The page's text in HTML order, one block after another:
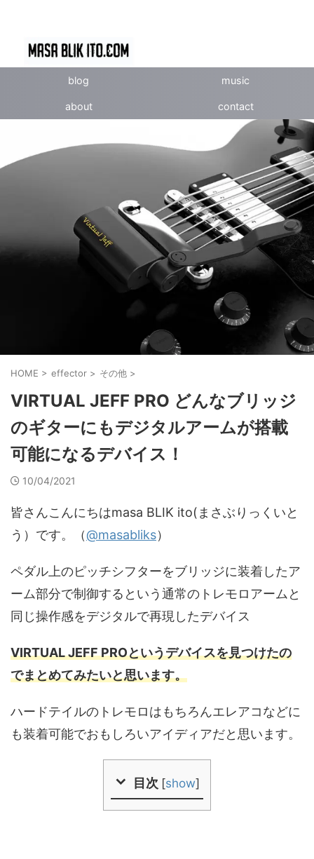
blog music
about contact
HOME > effector > その他 >
VIRTUAL JEFF PRO どんなブリッジ
のギターにもデジタルアームが搭載
可能になるデバイス！
10/04/2021
皆さんこんにちはmasa BLIK ito(まさぶりっくいと
う）です。（@masabliks）
ペダル上のピッチシフターをブリッジに装着したア
ーム部分で制御するという通常のトレモロアームと
同じ操作感をデジタルで再現したデバイス
VIRTUAL JEFF PROというデバイスを見つけたの
でまとめてみたいと思います。
ハードテイルのトレモロはもちろんエレアコなどに
も装着可能でおもしろいアイディアだと思います。
目次 [show]